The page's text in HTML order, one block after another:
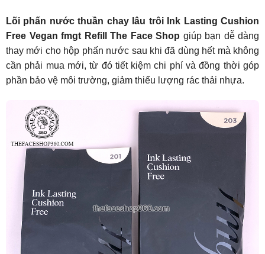
Lõi phấn nước thuần chay lâu trôi Ink Lasting Cushion
Free Vegan fmgt Refill The Face Shop giúp bạn dễ dàng
thay mới cho hộp phấn nước sau khi đã dùng hết mà không
cần phải mua mới, từ đó tiết kiệm chi phí và đồng thời góp
phần bảo vệ môi trường, giảm thiểu lượng rác thải nhựa.